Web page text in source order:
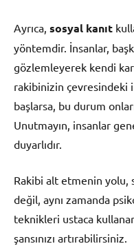
Ayrıca, sosyal kanıt
yöntemdir. İnsanlar,
gözlemleyerek kendi
rakibinizin çevresindeki
başlarsa, bu durum
Unutmayın, insanlar
duyarlıdır.
Rakibi alt etmenin yolu,
değil, aynı zamanda
teknikleri ustaca
şansınızı artırabilirsiniz.